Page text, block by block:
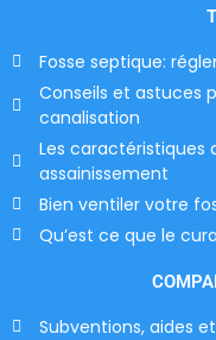
Fosse septique:
Conseils et astuces
canalisation
Les caractéristiques
assainissement
Bien ventiler votre
Qu’est ce que le
Subventions, aides